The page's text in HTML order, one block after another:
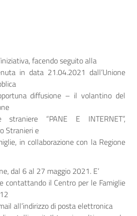
facendo seguito alla
in data 21.04.2021 dall’Unione
diffusione – il volantino del
“PANE E INTERNET”,
Stranieri e
in collaborazione con la Regione
dal 6 al 27 maggio 2021. E’
contattando il Centro per le Famiglie
all’indirizzo di posta elettronica